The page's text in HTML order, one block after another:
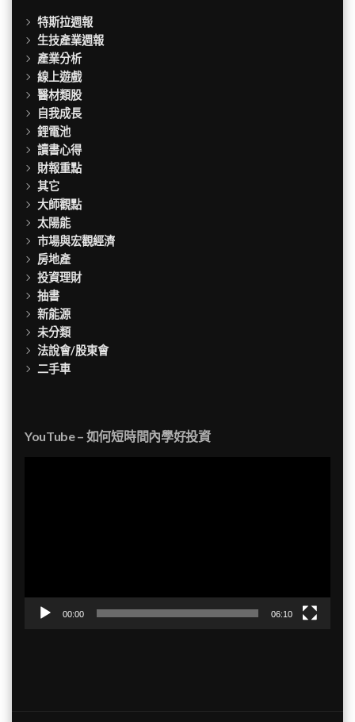
特斯拉週報
生技產業週報
產業分析
線上遊戲
醫材類股
自我成長
鋰電池
讀書心得
財報重點
其它
大師觀點
太陽能
市場與宏觀經濟
房地產
投資理財
抽書
新能源
未分類
法說會/股東會
二手車
YouTube – 如何短時間內學好投資
00:00 06:10